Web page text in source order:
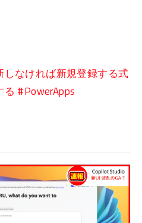
なければ新規登録する式
#PowerApps